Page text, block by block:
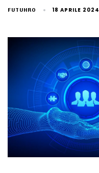
FUTUHRO 18 APRILE 2024